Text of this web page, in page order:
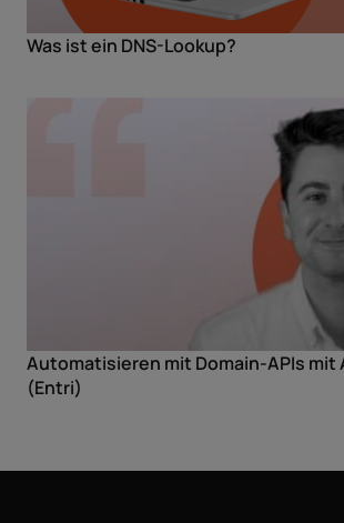
Was ist ein DNS-Lookup?
Automatisieren mit Domain-APIs mit
(Entri)